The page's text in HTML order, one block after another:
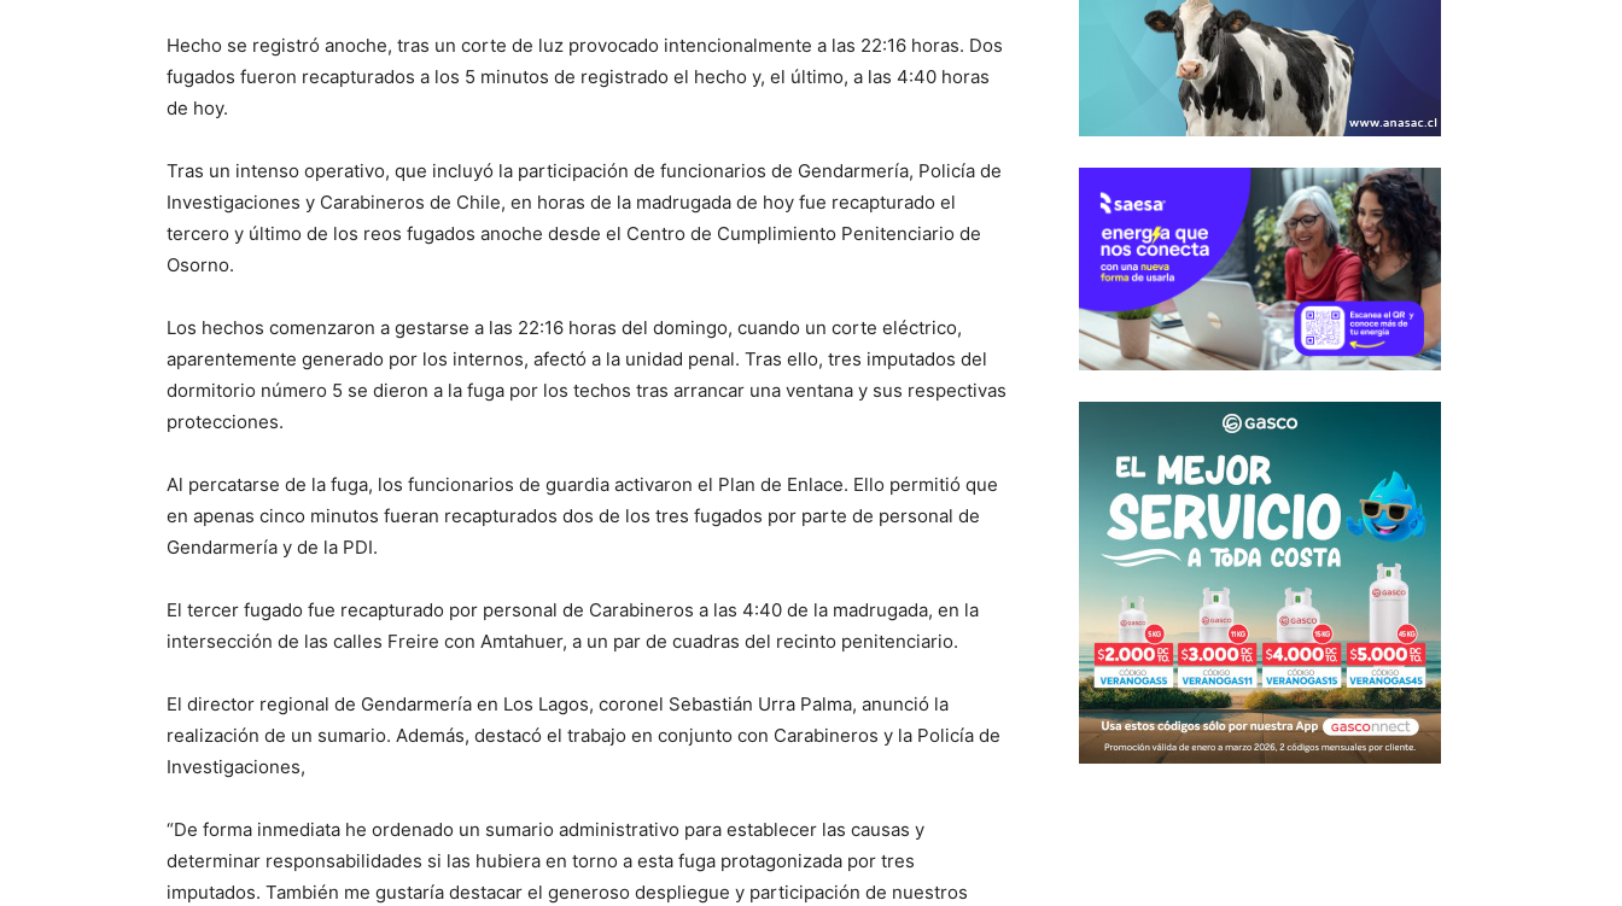
Hecho se registró anoche, tras un corte de luz provocado intencionalmente a las 22:16 horas. Dos
fugados fueron recapturados a los 5 minutos de registrado el hecho y, el último, a las 4:40 horas
de hoy.
Tras un intenso operativo, que incluyó la participación de funcionarios de Gendarmería, Policía de
Investigaciones y Carabineros de Chile, en horas de la madrugada de hoy fue recapturado el
tercero y último de los reos fugados anoche desde el Centro de Cumplimiento Penitenciario de
Osorno.
Los hechos comenzaron a gestarse a las 22:16 horas del domingo, cuando un corte eléctrico,
aparentemente generado por los internos, afectó a la unidad penal. Tras ello, tres imputados del
dormitorio número 5 se dieron a la fuga por los techos tras arrancar una ventana y sus respectivas
protecciones.
Al percatarse de la fuga, los funcionarios de guardia activaron el Plan de Enlace. Ello permitió que
en apenas cinco minutos fueran recapturados dos de los tres fugados por parte de personal de
Gendarmería y de la PDI.
El tercer fugado fue recapturado por personal de Carabineros a las 4:40 de la madrugada, en la
intersección de las calles Freire con Amtahuer, a un par de cuadras del recinto penitenciario.
El director regional de Gendarmería en Los Lagos, coronel Sebastián Urra Palma, anunció la
realización de un sumario. Además, destacó el trabajo en conjunto con Carabineros y la Policía de
Investigaciones,
“De forma inmediata he ordenado un sumario administrativo para establecer las causas y
determinar responsabilidades si las hubiera en torno a esta fuga protagonizada por tres
imputados. También me gustaría destacar el generoso despliegue y participación de nuestros